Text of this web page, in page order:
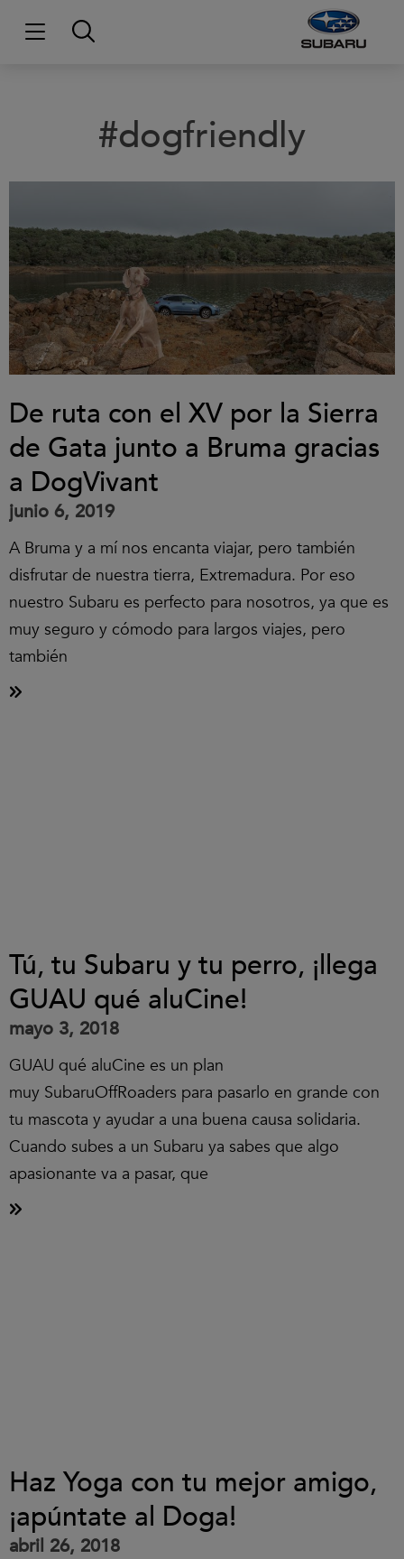
#dogfriendly
De ruta con el XV por la Sierra
de Gata junto a Bruma gracias
a DogVivant
junio 6, 2019
A Bruma y a mí nos encanta viajar, pero también
disfrutar de nuestra tierra, Extremadura. Por eso
nuestro Subaru es perfecto para nosotros, ya que es
muy seguro y cómodo para largos viajes, pero
también
Tú, tu Subaru y tu perro, ¡llega
GUAU qué aluCine!
mayo 3, 2018
GUAU qué aluCine es un plan
muy SubaruOffRoaders para pasarlo en grande con
tu mascota y ayudar a una buena causa solidaria.
Cuando subes a un Subaru ya sabes que algo
apasionante va a pasar, que
Haz Yoga con tu mejor amigo,
¡apúntate al Doga!
abril 26, 2018